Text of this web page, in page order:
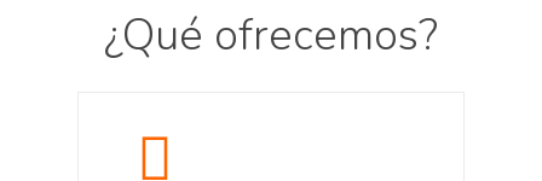
¿Qué ofrecemos?